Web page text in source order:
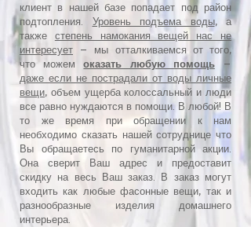
клиент в нашей базе попадает под район
подтопления. Уровень подъема воды, а
также степень намокания вещей нас не
интересует – мы отталкиваемся от того,
что можемоказать любую помощь–
даже если не пострадали от воды личные
вещи, объем ущерба колоссальный и люди
все равно нуждаются в помощи. В любой! В
то же время при обращении к нам
необходимо сказать нашей сотруднице что
Вы обращаетесь по гуманитарной акции.
Она сверит Ваш адрес и предоставит
скидку на весь Ваш заказ. В заказ могут
входить как любые фасонные вещи, так и
разнообразные изделия домашнего
интерьера.